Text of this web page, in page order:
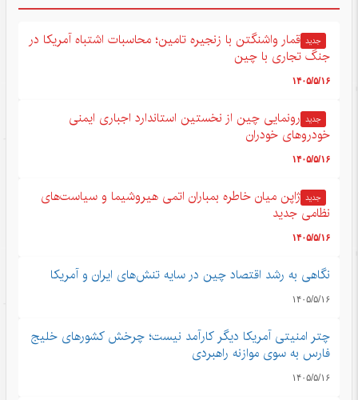
جدید قمار واشنگتن با زنجیره تامین؛ محاسبات اشتباه آمریکا در
جنگ تجاری با چین
۱۴۰۵/۵/۱۶
جدید رونمایی چین از نخستین استاندارد اجباری ایمنی
خودروهای خودران
۱۴۰۵/۵/۱۶
جدید ژاپن میان خاطره بمباران اتمی هیروشیما و سیاست‌های
نظامی جدید
۱۴۰۵/۵/۱۶
نگاهی به رشد اقتصاد چین در سایه تنش‌های ایران و آمریکا
۱۴۰۵/۵/۱۶
چتر امنیتی آمریکا دیگر کارآمد نیست؛ چرخش کشورهای خلیج
فارس به سوی موازنه راهبردی
۱۴۰۵/۵/۱۶